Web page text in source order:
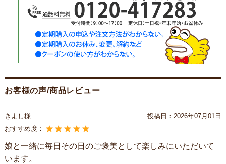
お客様の声/商品レビュー
きよし様 投稿日： 2026年07月01日
おすすめ度：
娘と一緒に毎日その日のご褒美として楽しみにいただいて
います。